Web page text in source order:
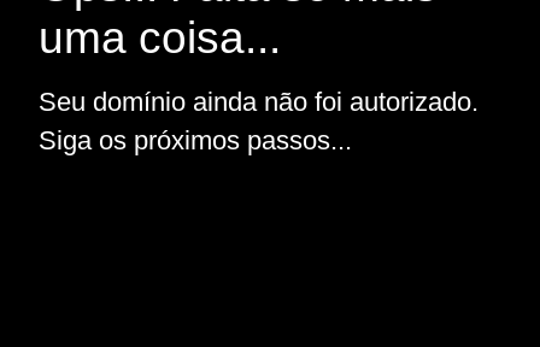
uma coisa...
Seu domínio ainda não foi autorizado.
Siga os próximos passos...